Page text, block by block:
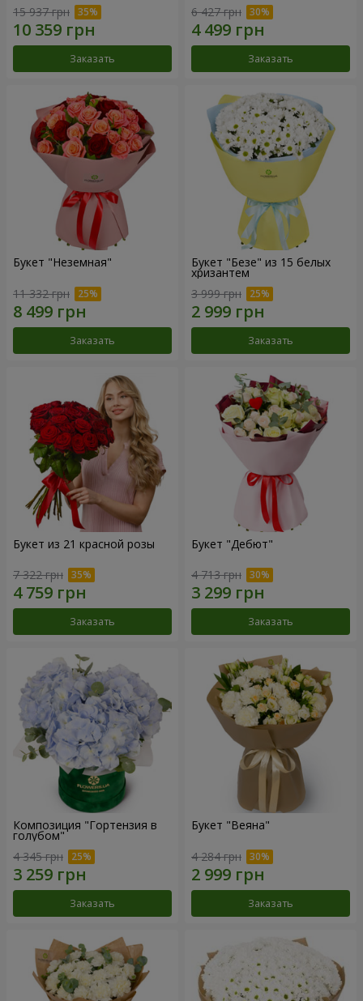
15 937 грн
Заказать
6 427 грн
Заказать
Букет "Неземная"
11 332 грн
Заказать
Букет "Безе" из 15 белых
хризантем
3 999 грн
Заказать
Букет из 21 красной розы
7 322 грн
Заказать
Букет "Дебют"
4 713 грн
Заказать
Композиция "Гортензия в
голубом"
4 345 грн
Заказать
Букет "Веяна"
4 284 грн
Заказать